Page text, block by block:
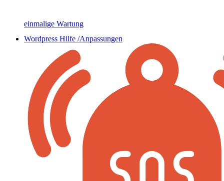
einmalige Wartung
Wordpress Hilfe /Anpassungen